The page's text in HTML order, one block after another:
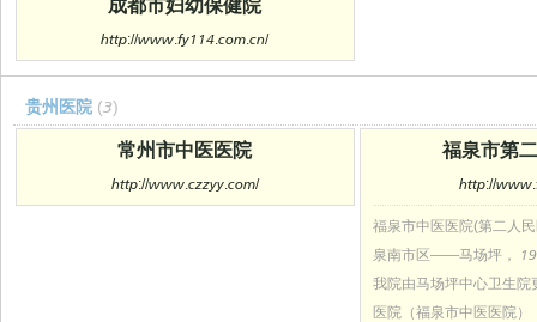
成都市妇幼保健院
http://www.fy114.com.cn/
贵州医院 (3)
常州市中医医院
http://www.czzyy.com/
福泉市第
http://
福泉市中医医院(第二人
泉南市区——马场坪，
我院由马场坪中心卫生院
医院（福泉市中医医院